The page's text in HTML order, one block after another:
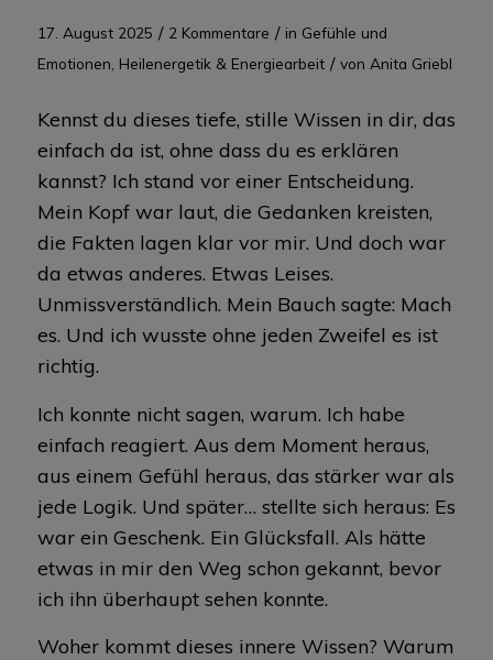
17. August 2025 / 2 Kommentare / in Gefühle und
Emotionen Heilenergetik & Energiearbeit / von Anita Griebl
Kennst du dieses tiefe, stille Wissen in dir, das
einfach da ist, ohne dass du es erklären
kannst? Ich stand vor einer Entscheidung.
Mein Kopf war laut, die Gedanken kreisten,
die Fakten lagen klar vor mir. Und doch war
da etwas anderes. Etwas Leises.
Unmissverständlich. Mein Bauch sagte: Mach
es. Und ich wusste ohne jeden Zweifel es ist
richtig.
Ich konnte nicht sagen, warum. Ich habe
einfach reagiert. Aus dem Moment heraus,
aus einem Gefühl heraus, das stärker war als
jede Logik. Und später… stellte sich heraus: Es
war ein Geschenk. Ein Glücksfall. Als hätte
etwas in mir den Weg schon gekannt, bevor
ich ihn überhaupt sehen konnte.
Woher kommt dieses innere Wissen? Warum